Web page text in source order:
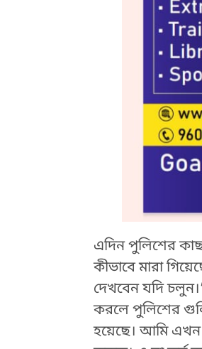
এদিন পুলিশের
কীভাবে মারা
দেখবেন যদি
করলে পুলিশের
হয়েছে। আমি এখন